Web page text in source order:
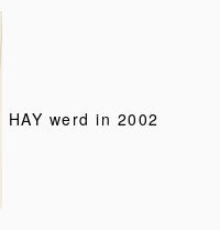
HAY werd in 2002